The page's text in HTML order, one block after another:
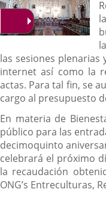
las sesiones
internet así como la
actas. Para tal fin, se
cargo al presupuesto
En materia de
público para las
decimoquinto
celebrará el próximo
la recaudación
ONG’s Entreculturas,